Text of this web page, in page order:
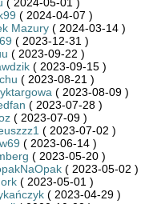
( 2024-04-07 )
Mazury( 2024-03-14 )
( 2023-12-31 )
( 2023-09-22 )
( 2023-09-15 )
( 2023-08-21 )
( 2023-08-09 )
( 2023-07-28 )
( 2023-07-09 )
( 2023-07-02 )
( 2023-06-14 )
( 2023-05-20 )
( 2023-05-02 )
( 2023-05-01 )
( 2023-04-29 )